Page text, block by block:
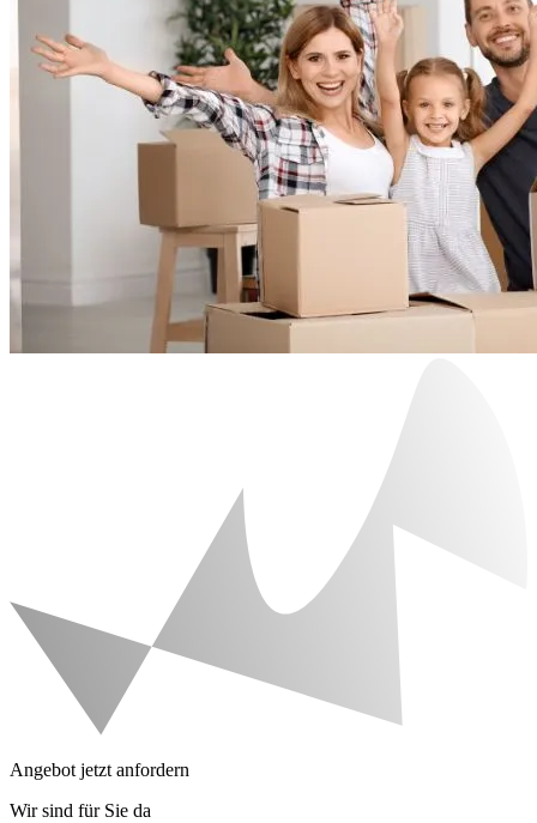
Angebot jetzt anfordern
Wir sind für Sie da